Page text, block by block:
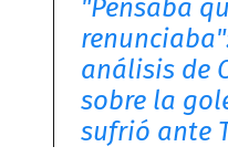
"Pensaba
análisis de
sobre la
sufrió ante